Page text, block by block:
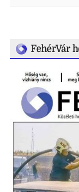
FehérVár